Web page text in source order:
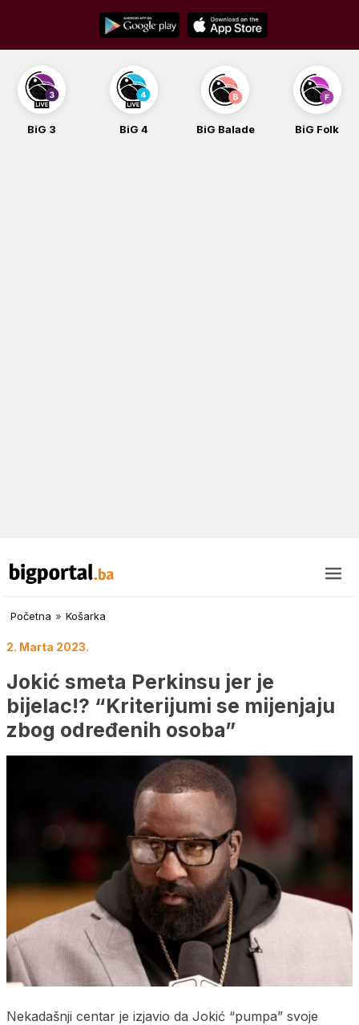
content
BiG 4 BiG Balade BiG Folk BiG iG
Početna » Košarka
2. Marta 2023.
Jokić smeta Perkinsu jer je
bijelac!? “Kriterijumi se mijenjaju
zbog određenih osoba”
Nekadašnji centar je izjavio da Jokić “pumpa” svoje